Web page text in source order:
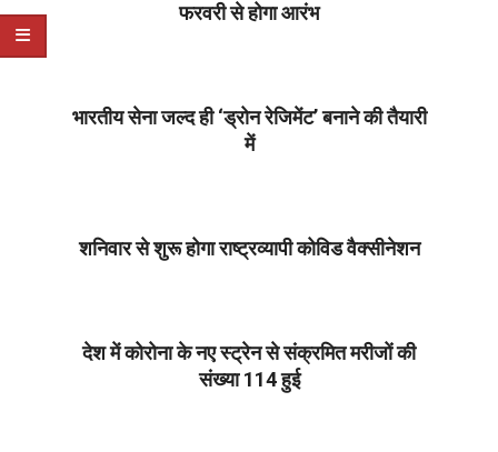
फरवरी से होगा आरंभ
भारतीय सेना ​​जल्द ही ‘ड्रोन रेजिमेंट’ बनाने की तैयारी
में
शनिवार से शुरू होगा राष्ट्रव्यापी कोविड वैक्सीनेशन
देश में कोरोना के नए स्ट्रेन से संक्रमित मरीजों की
संख्या 114 हुई